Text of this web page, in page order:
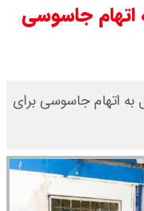
اتهام جاسوسی
به اتهام جاسوسی برای